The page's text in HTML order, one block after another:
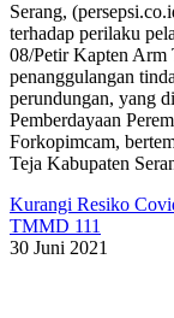
Serang,
terhadap perilaku
08/Petir Kapten Arm
penanggulangan
perundungan, yang
Pemberdayaan
Forkopimcam,
Teja Kabupaten
Kurangi Resiko
TMMD 111
30 Juni 2021